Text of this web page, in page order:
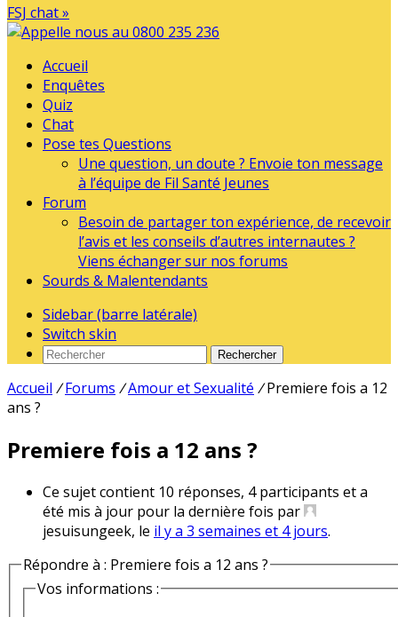
FSJ chat »
Accueil
Enquêtes
Quiz
Chat
Pose tes Questions
Une question, un doute ? Envoie ton message
à l’équipe de Fil Santé Jeunes
Forum
Besoin de partager ton expérience, de recevoir
l’avis et les conseils d’autres internautes ?
Viens échanger sur nos forums
Sourds & Malentendants
Sidebar (barre latérale)
Switch skin
Rechercher
Accueil / Forums /Amour et Sexualité / Premiere fois a 12
ans ?
Premiere fois a 12 ans ?
Ce sujet contient 10 réponses, 4 participants et a
été mis à jour pour la dernière fois par
jesuisungeek, le il y a 3 semaines et 4 jours.
Répondre à : Premiere fois a 12 ans ?
Vos informations :